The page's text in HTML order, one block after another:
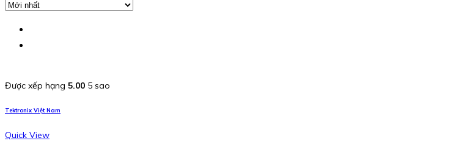
Được xếp hạng 5.00 5 sao
Tektronix Việt Nam
Quick View